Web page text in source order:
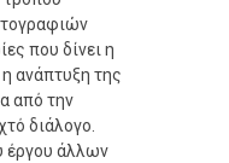
που δίνει η
ανάπτυξη της
από την
διάλογο.
έργου άλλων